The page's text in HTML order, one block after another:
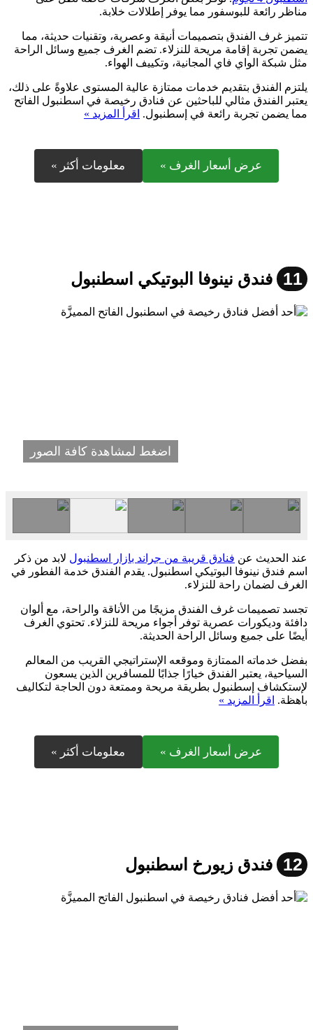
مناظر رائعة للبوسفور مما يوفر إطلالات خلابة.
تتميز غرف الفندق بتصميمات أنيقة وعصرية، وتقنيات حديثة، مما
يضمن تجربة إقامة مريحة للنزلاء. تضم الغرف جميع وسائل الراحة
مثل شبكة الواي فاي المجانية، وتكييف الهواء.
يلتزم الفندق بتقديم خدمات ممتازة عالية المستوى علاوةً على ذلك،
يعتبر الفندق مثالي للباحثين عن فنادق رخيصة في اسطنبول الفاتح
مما يضمن تجربة رائعة في إسطنبول. اقرأ المزيد »
عرض أسعار الغرف » معلومات أكثر »
11 فندق نينوفا البوتيكي اسطنبول
اضغط لمشاهدة كافة الصور
عند الحديث عن فنادق قريبة من جراند بازار اسطنبول لابد من ذكر
اسم فندق نينوفا البوتيكي اسطنبول. يقدم الفندق خدمة الفطور في
الغرف لضمان راحة للنزلاء.
تجسد تصميمات غرف الفندق مزيجًا من الأناقة والراحة، مع ألوان
دافئة وديكورات عصرية توفر أجواء مريحة للنزلاء. تحتوي الغرف
أيضًا على جميع وسائل الراحة الحديثة.
بفضل خدماته الممتازة وموقعه الإستراتيجي القريب من المعالم
السياحية، يعتبر الفندق خيارًا جذابًا للمسافرين الذين يسعون
لإستكشاف إسطنبول بطريقة مريحة وممتعة دون الحاجة لتكاليف
باهظة. اقرأ المزيد »
عرض أسعار الغرف » معلومات أكثر »
12 فندق زيورخ اسطنبول